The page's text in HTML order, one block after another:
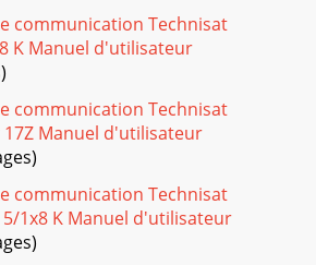
communication Technisat
K Manuel d'utilisateur
communication Technisat
Manuel d'utilisateur
communication Technisat
1x8 K Manuel d'utilisateur